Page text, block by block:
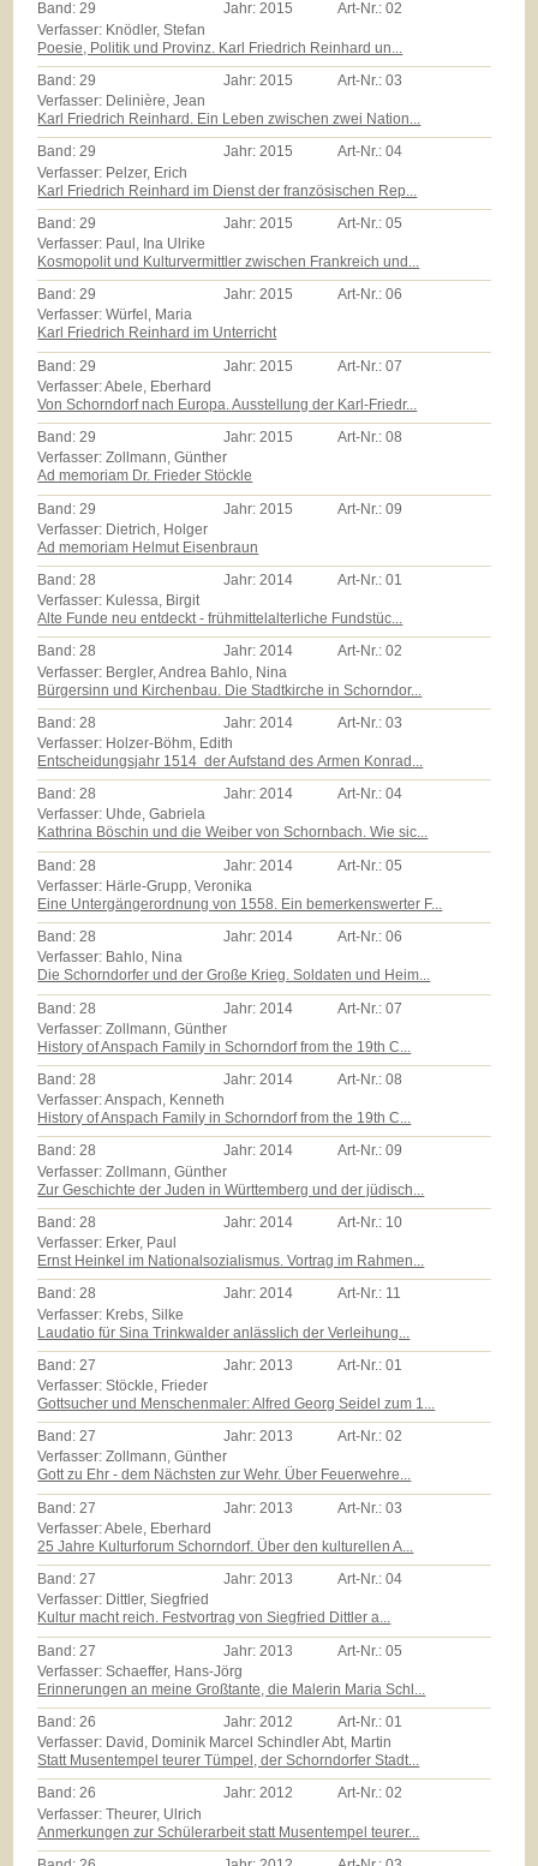
Band:29 Jahr:2015 Art-Nr.:02
Verfasser: Knödler, Stefan
Poesie, Politik und Provinz. Karl Friedrich Reinhard un...
Band:29 Jahr:2015 Art-Nr.:03
Verfasser: Delinière, Jean
Karl Friedrich Reinhard. Ein Leben zwischen zwei Nation...
Band:29 Jahr:2015 Art-Nr.:04
Verfasser: Pelzer, Erich
Karl Friedrich Reinhard im Dienst der französischen Rep...
Band: 29 Jahr: 2015 Art-Nr.:05
Verfasser: Paul, Ina Ulrike
Kosmopolit und Kulturvermittler zwischen Frankreich und...
Band:29 Jahr:2015 Art-Nr.:06
Verfasser: Würfel, Maria
Karl Friedrich Reinhard im Unterricht
Band: 29 Jahr: 2015 Art-Nr.:07
Verfasser: Abele, Eberhard
Von Schorndorf nach Europa. Ausstellung der Karl-Friedr...
Band:29 Jahr:2015 Art-Nr.:08
Verfasser: Zollmann, Günther
Ad memoriam Dr. Frieder Stöckle
Band: 29 Jahr: 2015 Art-Nr.:09
Verfasser: Dietrich, Holger
Ad memoriam Helmut Eisenbraun
Band:28 Jahr:2014 Art-Nr.:01
Verfasser: Kulessa, Birgit
Alte Funde neu entdeckt - frühmittelalterliche Fundstüc...
Band:28 Jahr:2014 Art-Nr.:02
Verfasser: Bergler, Andrea Bahlo, Nina
Bürgersinn und Kirchenbau. Die Stadtkirche in Schorndor...
Band:28 Jahr:2014 Art-Nr.:03
Verfasser: Holzer-Böhm, Edith
Entscheidungsjahr 1514  der Aufstand des Armen Konrad...
Band:28 Jahr:2014 Art-Nr.:04
Verfasser: Uhde, Gabriela
Kathrina Böschin und die Weiber von Schornbach. Wie sic...
Band: 28 Jahr: 2014 Art-Nr.:05
Verfasser: Härle-Grupp, Veronika
Eine Untergängerordnung von 1558. Ein bemerkenswerter F...
Band:28 Jahr:2014 Art-Nr.:06
Verfasser: Bahlo, Nina
Die Schorndorfer und der Große Krieg. Soldaten und Heim...
Band: 28 Jahr: 2014 Art-Nr.:07
Verfasser: Zollmann, Günther
History of Anspach Family in Schorndorf from the 19th C...
Band:28 Jahr:2014 Art-Nr.:08
Verfasser: Anspach, Kenneth
History of Anspach Family in Schorndorf from the 19th C...
Band:28 Jahr:2014 Art-Nr.:09
Verfasser: Zollmann, Günther
Zur Geschichte der Juden in Württemberg und der jüdisch...
Band:28 Jahr:2014 Art-Nr.: 10
Verfasser: Erker, Paul
Ernst Heinkel im Nationalsozialismus. Vortrag im Rahmen...
Band:28 Jahr:2014 Art-Nr.: 11
Verfasser: Krebs, Silke
Laudatio für Sina Trinkwalder anlässlich der Verleihung...
Band: 27 Jahr: 2013 Art-Nr.:01
Verfasser: Stöckle, Frieder
Gottsucher und Menschenmaler: Alfred Georg Seidel zum 1...
Band:27 Jahr:2013 Art-Nr.:02
Verfasser: Zollmann, Günther
Gott zu Ehr - dem Nächsten zur Wehr. Über Feuerwehre...
Band: 27 Jahr: 2013 Art-Nr.:03
Verfasser: Abele, Eberhard
25 Jahre Kulturforum Schorndorf. Über den kulturellen A...
Band:27 Jahr:2013 Art-Nr.:04
Verfasser: Dittler, Siegfried
Kultur macht reich. Festvortrag von Siegfried Dittler a...
Band: 27 Jahr: 2013 Art-Nr.:05
Verfasser: Schaeffer, Hans-Jörg
Erinnerungen an meine Großtante, die Malerin Maria Schl...
Band:26 Jahr:2012 Art-Nr.:01
Verfasser: David, Dominik Marcel Schindler Abt, Martin
Statt Musentempel teurer Tümpel, der Schorndorfer Stadt...
Band:26 Jahr:2012 Art-Nr.:02
Verfasser: Theurer, Ulrich
Anmerkungen zur Schülerarbeit statt Musentempel teurer...